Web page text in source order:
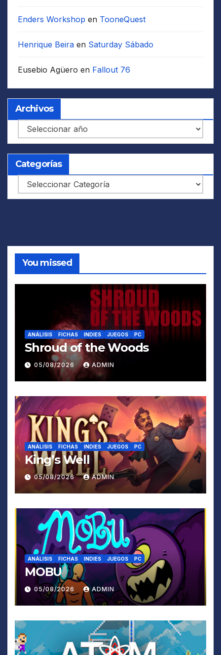
Enders Workshop en TooneQuest
Henrique Beira en Saturday Sábado
Eusebio Agüero en Fallout 76
Archivos
Archivos
Categorías
Categorías
You missed
ANÁLISIS FICHAS INDIES JUEGOS PC
Shroud of the Woods
05/08/2026 ADMIN
ANÁLISIS FICHAS INDIES JUEGOS PC
King’s Well
05/08/2026 ADMIN
ANÁLISIS FICHAS INDIES JUEGOS PC
MOBU
05/08/2026 ADMIN